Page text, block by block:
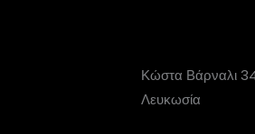
Κώστα Βάρναλι
Λευκωσία